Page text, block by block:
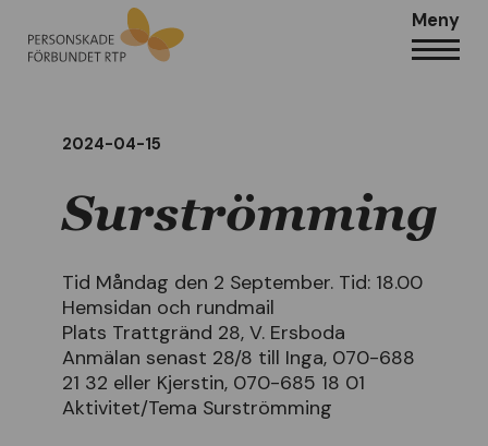
Meny
2024-04-15
Surströmming
Tid Måndag den 2 September. Tid: 18.00
Hemsidan och rundmail
Plats Trattgränd 28, V. Ersboda
Anmälan senast 28/8 till Inga, 070-688
21 32 eller Kjerstin, 070-685 18 01
Aktivitet/Tema Surströmming